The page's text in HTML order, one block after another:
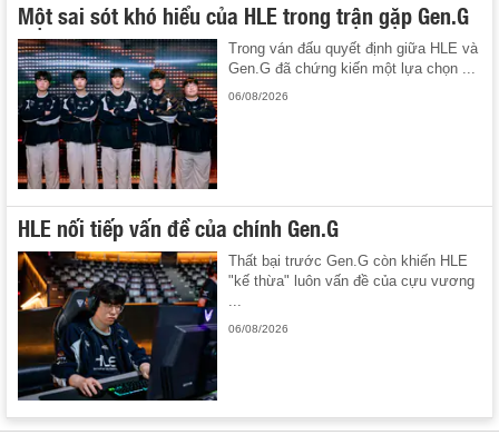
Một sai sót khó hiểu của HLE trong trận gặp Gen.G
Trong ván đấu quyết định giữa HLE và
Gen.G đã chứng kiến một lựa chọn ...
06/08/2026
HLE nối tiếp vấn đề của chính Gen.G
Thất bại trước Gen.G còn khiến HLE
"kế thừa" luôn vấn đề của cựu vương
06/08/2026